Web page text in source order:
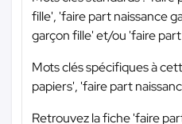
fille', 'faire part naissance
garçon fille' et/ou 'faire
Mots clés spécifiques à
papiers', 'faire part
Retrouvez la fiche 'faire